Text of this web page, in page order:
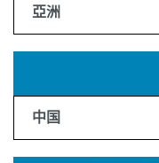
亞洲
中国